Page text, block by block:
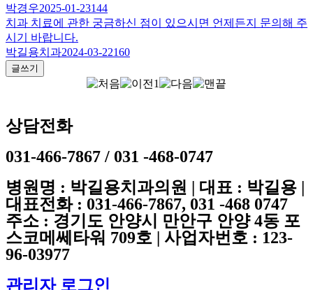
박경우2025-01-23144
치과 치료에 관한 궁금하신 점이 있으시면 언제든지 문의해 주
시기 바랍니다.
박길용치과2024-03-22160
글쓰기
1
상담전화
031-466-7867 / 031 -468-0747
병원명 : 박길용치과의원 | 대표 : 박길용 |
대표전화 : 031-466-7867, 031 -468 0747
주소 : 경기도 안양시 만안구 안양 4동 포
스코메쎄타워 709호 | 사업자번호 : 123-
96-03977
관리자 로그인